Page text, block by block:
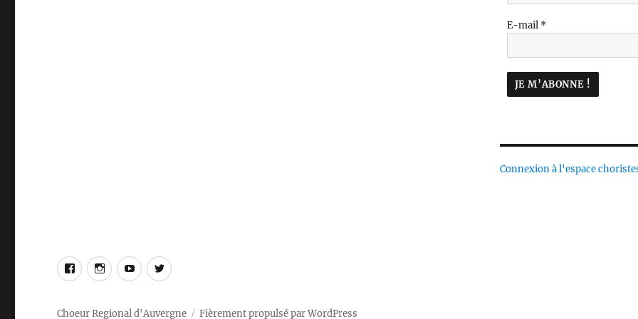
E-mail *
Connexion à l'espace
Choeur Regional d'Auvergne Fièrement propulsé par WordPress